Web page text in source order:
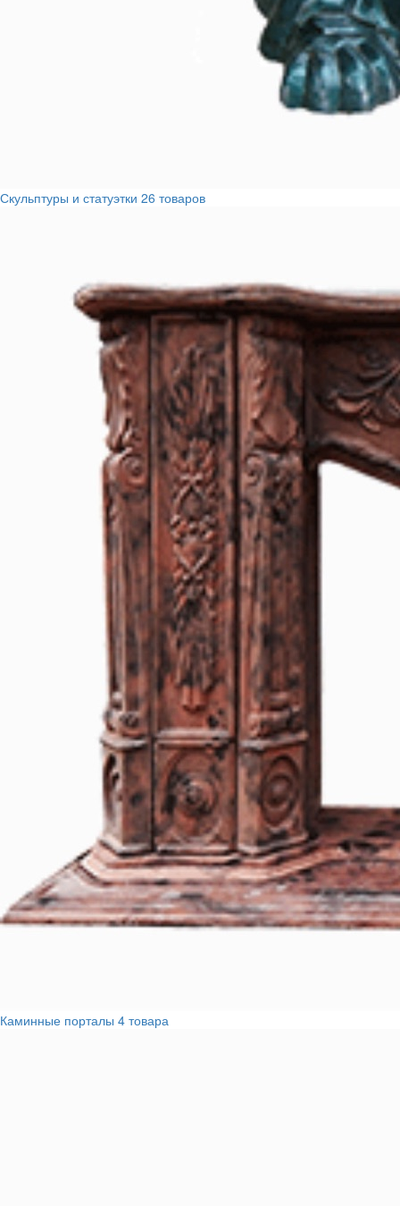
Скульптуры и статуэтки 26 товаров
Каминные порталы 4 товара